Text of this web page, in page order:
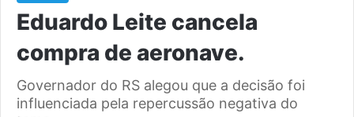
Eduardo Leite cancela
compra de aeronave.
Governador do RS alegou que a decisão foi
influenciada pela repercussão negativa do